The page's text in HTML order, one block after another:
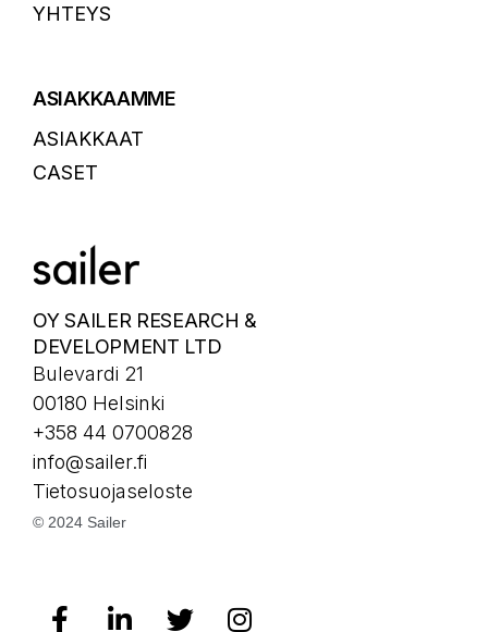
YHTEYS
ASIAKKAAMME
ASIAKKAAT
CASET
OY SAILER RESEARCH &
DEVELOPMENT LTD
Bulevardi 21
00180 Helsinki
+358 44 0700828
info@sailer.fi
Tietosuojaseloste
© 2024 Sailer